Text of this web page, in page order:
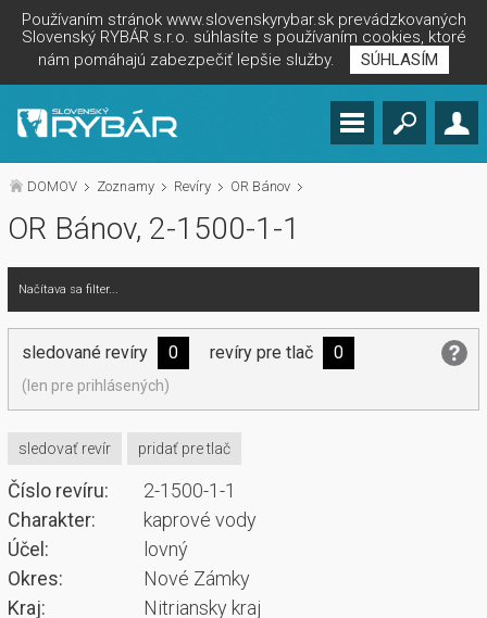
Používaním stránok www.slovenskyrybar.sk prevádzkovaných
Slovenský RYBÁR s.r.o. súhlasíte s používaním cookies, ktoré
nám pomáhajú zabezpečiť lepšie služby.
SÚHLASÍM
DOMOV Zoznamy Revíry OR Bánov
OR Bánov, 2-1500-1-1
Načítava sa filter...
sledované revíry 0 revíry pre tlač 0
(len pre prihlásených)
sledovať revír pridať pre tlač
Číslo revíru:
2-1500-1-1
Charakter:
kaprové vody
Účel:
lovný
Okres:
Nové Zámky
Kraj:
Nitriansky kraj